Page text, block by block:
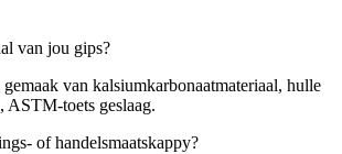
van jou gips?
van kalsiumkarbonaatmateriaal, hulle
toets geslaag.
of handelsmaatskappy?